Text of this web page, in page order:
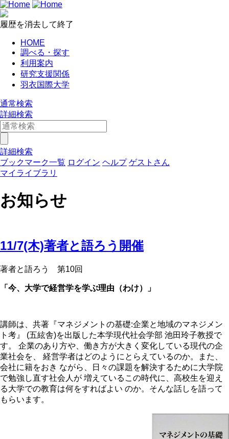
履歴を消去して終了
HOME
調べる・探す
利用案内
研究支援関係
羽衣国際大学
通常検索
詳細検索
詳細検索
ブックマーク一覧 ログイン ヘルプ ゲストさん
マイライブラリ
お知らせ
11/7(木)著者と語ろう開催
著者と語ろう 第10回
「今、大学で経営学を学ぶ理由（わけ）」
講師は、共著『マネジメントの基礎:企業と地域のマネジメン
ト考』 (五絃舎)を出版した本学現代社会学部 池田玲子教授で
す。 企業のあり方や、働き方が大きく変化している現代の企
業社会を、 経営学者はどのようにとらえているのか。また、
会社に籍をおき ながら、日々の課題を解決するために大学院
で勉強し直す社会人が 増えているこの時代に、高校生を迎え
る大学での教育は何をすればよい のか。そんな話しを語って
もらいます。